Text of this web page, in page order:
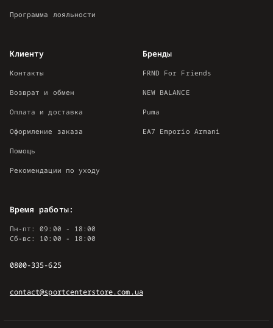
Программа лояльности
Клиенту
Контакты
Возврат и обмен
Оплата и доставка
Оформление заказа
Помощь
Рекомендации по уходу
Бренды
FRND For Friends
NEW BALANCE
Puma
EA7 Emporio Armani
Время работы:
Пн-пт: 09:00 - 18:00
Сб-вс: 10:00 - 18:00
0800-335-625
contact@sportcenterstore.com.ua